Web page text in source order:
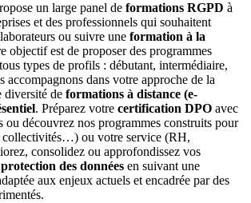
un large panel de formations RGPD à
et des professionnels qui souhaitent
ou suivre une formation à la
objectif est de proposer des programmes
types de profils : débutant, intermédiaire,
accompagnons dans votre approche de la
diversité de formations à distance (e-
. Préparez votre certification DPO avec
ou découvrez nos programmes construits pour
collectivités…) ou votre service (RH,
consolidez ou approfondissez vos
protection des données en suivant une
aux enjeux actuels et encadrée par des